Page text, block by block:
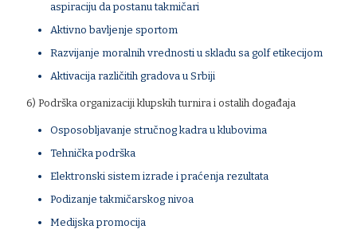
aspiraciju da postanu takmičari
Aktivno bavljenje sportom
Razvijanje moralnih vrednosti u skladu sa golf etikecijom
Aktivacija različitih gradova u Srbiji
6) Podrška organizaciji klupskih turnira i ostalih događaja
Osposobljavanje stručnog kadra u klubovima
Tehnička podrška
Elektronski sistem izrade i praćenja rezultata
Podizanje takmičarskog nivoa
Medijska promocija